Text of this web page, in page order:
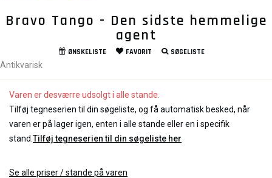
Bravo Tango - Den sidste hemmelige
agent
ØNSKELISTE FAVORIT SØGELISTE
Antikvarisk
Varen er desværre udsolgt i alle stande.
Tilføj tegneserien til din søgeliste, og få automatisk besked, når
varen er på lager igen, enten i alle stande eller en i specifik
stand.Tilføj tegneserien til din søgeliste her
Se alle priser / stande på varen